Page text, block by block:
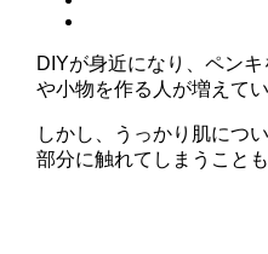
DIYが身近になり、ペン
や小物を作る人が増えて
しかし、うっかり肌につ
部分に触れてしまうこと